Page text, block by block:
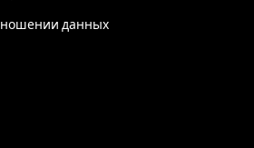
данных